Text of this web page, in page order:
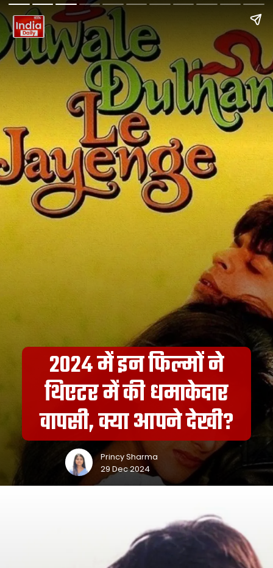
2024 में इन फिल्मों ने
थिएटर में की धमाकेदार
वापसी, क्या आपने देखी?
Princy Sharma
29 Dec 2024